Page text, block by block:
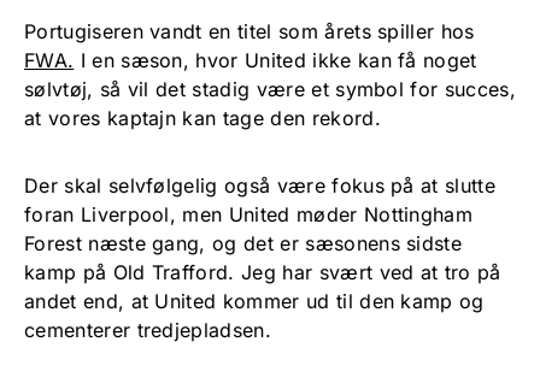
Portugiseren vandt en titel som årets spiller hos
FWA. I en sæson, hvor United ikke kan få noget
sølvtøj, så vil det stadig være et symbol for succes,
at vores kaptajn kan tage den rekord.
Der skal selvfølgelig også være fokus på at slutte
foran Liverpool, men United møder Nottingham
Forest næste gang, og det er sæsonens sidste
kamp på Old Trafford. Jeg har svært ved at tro på
andet end, at United kommer ud til den kamp og
cementerer tredjepladsen.